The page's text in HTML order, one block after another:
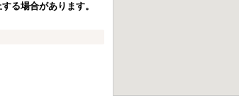
る場合があります。